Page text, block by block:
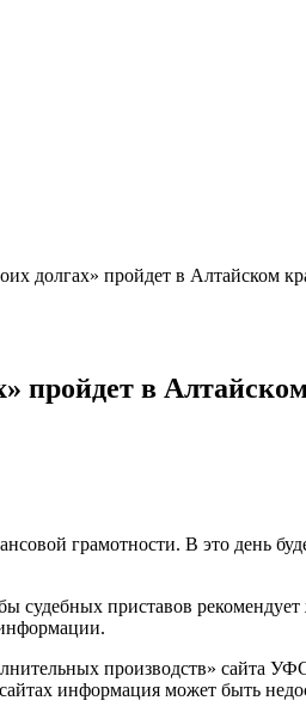
долгах» пройдет в Алтайском
пройдет в
грамотности. В это день
судебных приставов
производств» сайта
информация может быть